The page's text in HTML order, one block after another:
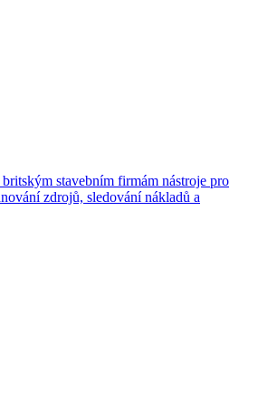
stavebním firmám nástroje pro
zdrojů, sledování nákladů a